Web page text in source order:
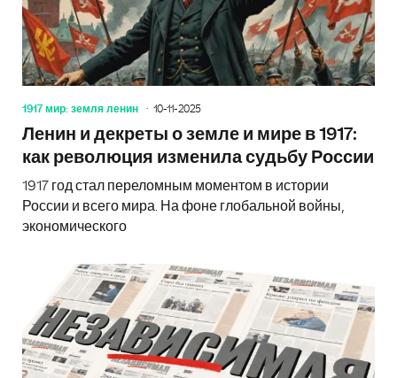
1917 мир: земля ленин 10-11-2025
Ленин и декреты о земле и мире в 1917:
как революция изменила судьбу России
1917 год стал переломным моментом в истории
России и всего мира. На фоне глобальной войны,
экономического